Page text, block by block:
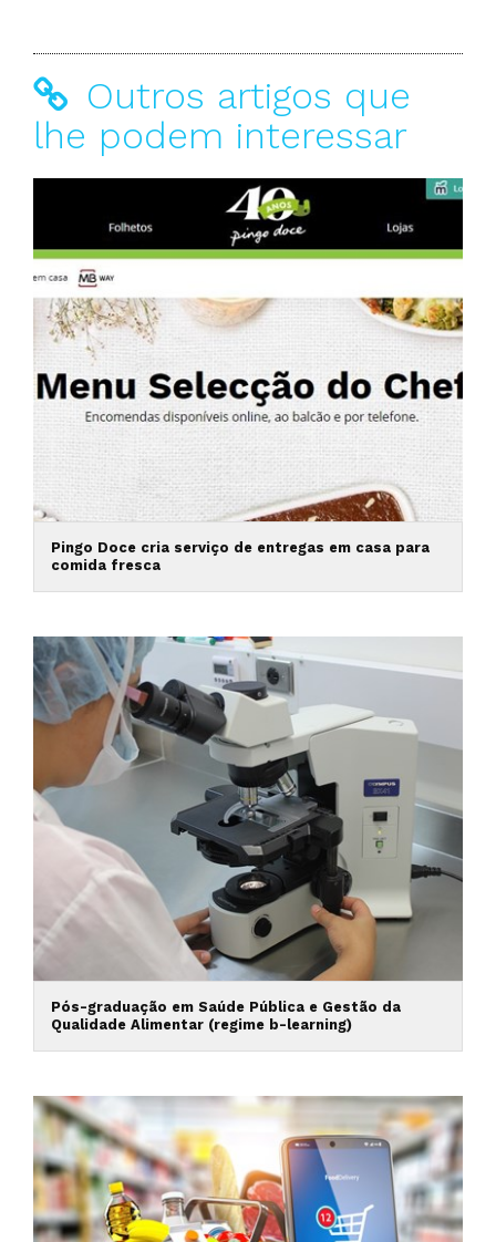
Outros artigos que
lhe podem interessar
Pingo Doce cria serviço de entregas em casa para
comida fresca
Pós-graduação em Saúde Pública e Gestão da
Qualidade Alimentar (regime b-learning)